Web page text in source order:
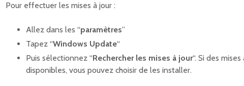
Pour effectuer les mises à jour :
Allez dans les “paramètres”
Tapez “Windows Update“
Puis sélectionnez “Rechercher les mises à jour“. Si des
disponibles, vous pouvez choisir de les installer.